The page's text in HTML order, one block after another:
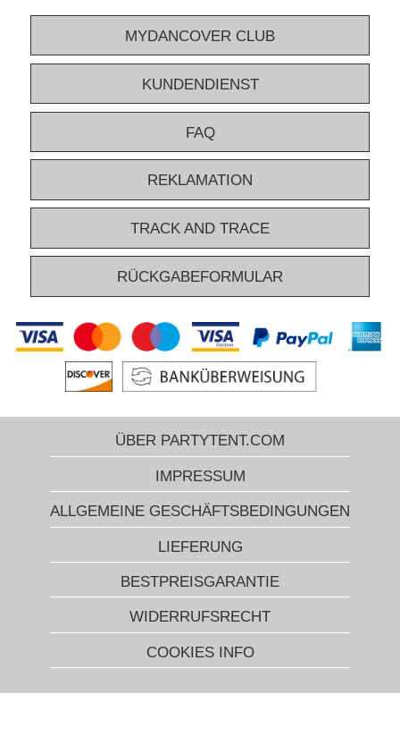
MYDANCOVER CLUB
KUNDENDIENST
FAQ
REKLAMATION
TRACK AND TRACE
RÜCKGABEFORMULAR
ÜBER PARTYTENT.COM
IMPRESSUM
ALLGEMEINE GESCHÄFTSBEDINGUNGEN
LIEFERUNG
BESTPREISGARANTIE
WIDERRUFSRECHT
COOKIES INFO